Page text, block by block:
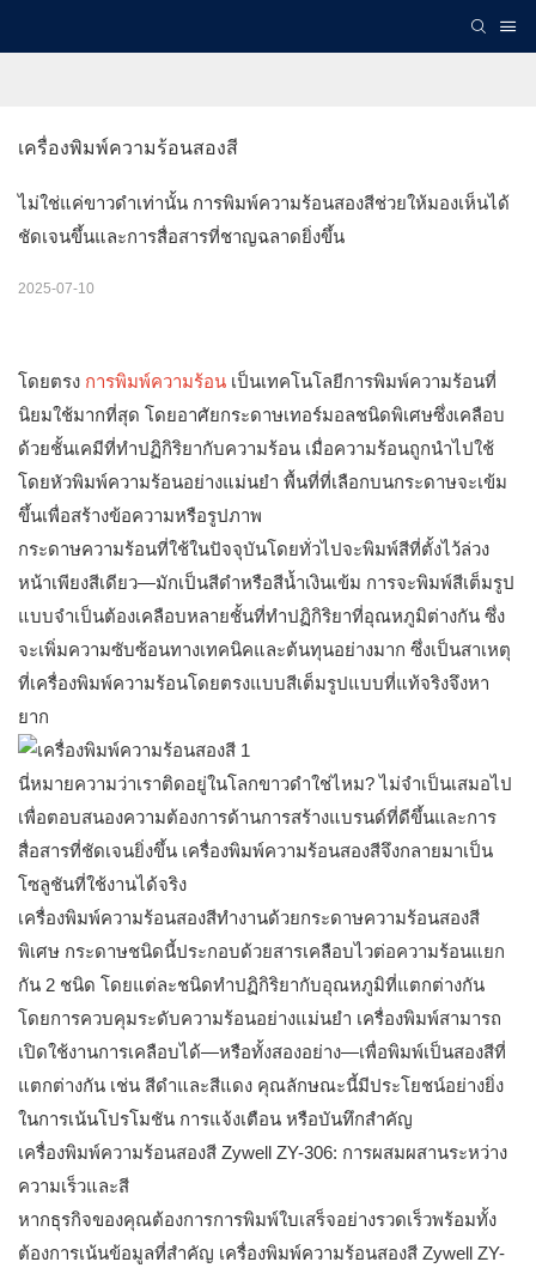
เครื่องพิมพ์ความร้อนสองสี
ไม่ใช่แค่ขาวดำเท่านั้น การพิมพ์ความร้อนสองสีช่วยให้มองเห็นได้
ชัดเจนขึ้นและการสื่อสารที่ชาญฉลาดยิ่งขึ้น
2025-07-10
โดยตรง การพิมพ์ความร้อน เป็นเทคโนโลยีการพิมพ์ความร้อนที่
นิยมใช้มากที่สุด โดยอาศัยกระดาษเทอร์มอลชนิดพิเศษซึ่งเคลือบ
ด้วยชั้นเคมีที่ทำปฏิกิริยากับความร้อน เมื่อความร้อนถูกนำไปใช้
โดยหัวพิมพ์ความร้อนอย่างแม่นยำ พื้นที่ที่เลือกบนกระดาษจะเข้ม
ขึ้นเพื่อสร้างข้อความหรือรูปภาพ
กระดาษความร้อนที่ใช้ในปัจจุบันโดยทั่วไปจะพิมพ์สีที่ตั้งไว้ล่วง
หน้าเพียงสีเดียว—มักเป็นสีดำหรือสีน้ำเงินเข้ม การจะพิมพ์สีเต็มรูป
แบบจำเป็นต้องเคลือบหลายชั้นที่ทำปฏิกิริยาที่อุณหภูมิต่างกัน ซึ่ง
จะเพิ่มความซับซ้อนทางเทคนิคและต้นทุนอย่างมาก ซึ่งเป็นสาเหตุ
ที่เครื่องพิมพ์ความร้อนโดยตรงแบบสีเต็มรูปแบบที่แท้จริงจึงหา
ยาก
นี่หมายความว่าเราติดอยู่ในโลกขาวดำใช่ไหม? ไม่จำเป็นเสมอไป
เพื่อตอบสนองความต้องการด้านการสร้างแบรนด์ที่ดีขึ้นและการ
สื่อสารที่ชัดเจนยิ่งขึ้น เครื่องพิมพ์ความร้อนสองสีจึงกลายมาเป็น
โซลูชันที่ใช้งานได้จริง
เครื่องพิมพ์ความร้อนสองสีทำงานด้วยกระดาษความร้อนสองสี
พิเศษ กระดาษชนิดนี้ประกอบด้วยสารเคลือบไวต่อความร้อนแยก
กัน 2 ชนิด โดยแต่ละชนิดทำปฏิกิริยากับอุณหภูมิที่แตกต่างกัน
โดยการควบคุมระดับความร้อนอย่างแม่นยำ เครื่องพิมพ์สามารถ
เปิดใช้งานการเคลือบได้—หรือทั้งสองอย่าง—เพื่อพิมพ์เป็นสองสีที่
แตกต่างกัน เช่น สีดำและสีแดง คุณลักษณะนี้มีประโยชน์อย่างยิ่ง
ในการเน้นโปรโมชัน การแจ้งเตือน หรือบันทึกสำคัญ
เครื่องพิมพ์ความร้อนสองสี Zywell ZY-306: การผสมผสานระหว่าง
ความเร็วและสี
หากธุรกิจของคุณต้องการการพิมพ์ใบเสร็จอย่างรวดเร็วพร้อมทั้ง
ต้องการเน้นข้อมูลที่สำคัญ เครื่องพิมพ์ความร้อนสองสี Zywell ZY-